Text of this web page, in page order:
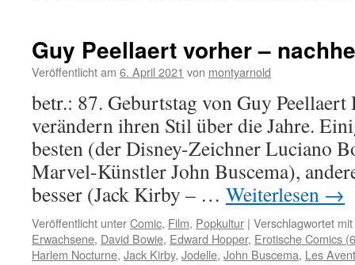
Guy Peellaert vorher –
Veröffentlicht am 6. April 2021 von montyarnold
betr.: 87. Geburtstag von Guy
verändern ihren Stil über die Jahre.
besten (der Disney-Zeichner Luciano
Marvel-Künstler John Buscema),
besser (Jack Kirby – … Weiterlesen →
Veröffentlicht unterComic, Film, Popkultur | Verschlagwortet mit
Erwachsene, David Bowie, Edward Hopper, Erotische Comics
Harlem Nocturne, Jack Kirby, Jodelle, John Buscema, Les